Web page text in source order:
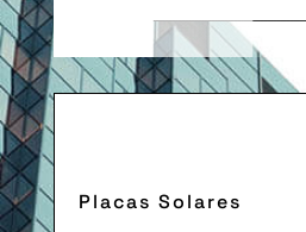
Placas Solares